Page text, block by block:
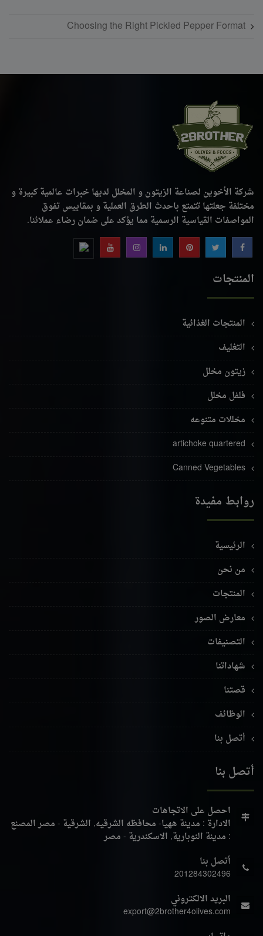
Choosing the Right Pickled Pepper Format
شركة الأخوين لصناعة الزيتون و المخلل لديها خبرات عالمية كبيرة و
مختلفة جعلتها تتمتع باحدث الطرق العملية و بمقاييس تفوق
المواصفات القياسية الرسمية مما يؤكد على ضمان رضاء عملائنا.
المنتجات
المنتجات الغذائية
التغليف
زيتون مخلل
فلفل مخلل
مخللات متنوعه
artichoke quartered
Canned Vegetables
روابط مفيدة
الرئيسية
من نحن
المنتجات
معارض الصور
التصنيفات
شهاداتنا
قصتنا
الوظائف
أتصل بنا
أتصل بنا
احصل على الاتجاهات
الادارة : مدينة ههيا- محافظه الشرقيه, الشرقية - مصرالمصنع
: مدينة النوبارية, الاسكندرية - مصر
أتصل بنا
201284302496
البريد الالكتروني
export@2brother4olives.com